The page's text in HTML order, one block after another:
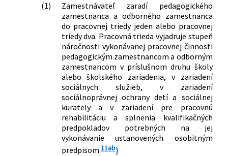
(1)
Zamestnávateľ zaradí pedagogického
zamestnanca a odborného zamestnanca
do pracovnej triedy jeden alebo pracovnej
triedy dva. Pracovná trieda vyjadruje stupeň
náročnosti vykonávanej pracovnej činnosti
pedagogickým zamestnancom a odborným
zamestnancom v príslušnom druhu školy
alebo školského zariadenia, v zariadení
sociálnych služieb, v zariadení
sociálnoprávnej ochrany detí a sociálnej
kurately a v zariadení pre pracovnú
rehabilitáciu a splnenia kvalifikačných
predpokladov potrebných na jej
vykonávanie ustanovených osobitným
predpisom.11ab)